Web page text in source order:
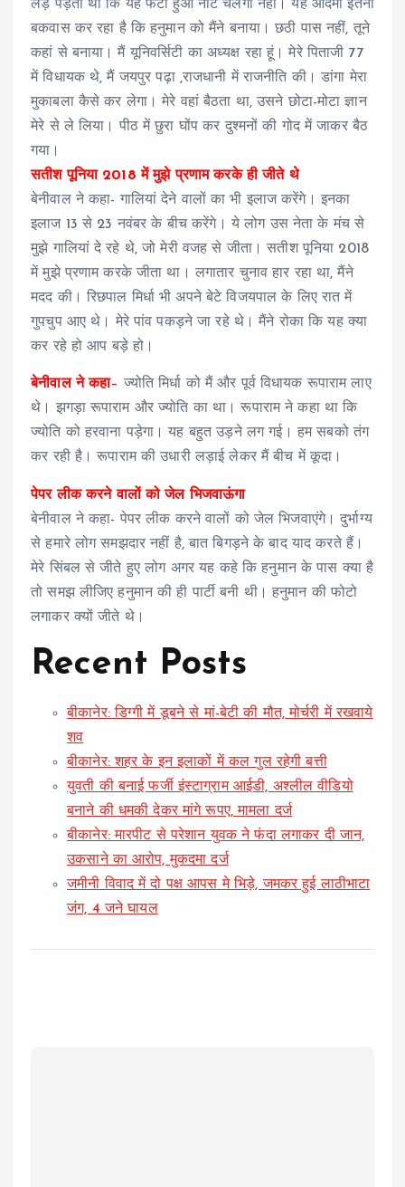
लड़ पड़ता था कि यह फटा हुआ नोट चलेगा नहीं। यह आदमी इतनी
बकवास कर रहा है कि हनुमान को मैंने बनाया। छठी पास नहीं, तूने
कहां से बनाया। मैं यूनिवर्सिटी का अध्यक्ष रहा हूं। मेरे पिताजी 77
में विधायक थे, मैं जयपुर पढ़ा ,राजधानी में राजनीति की। डांगा मेरा
मुकाबला कैसे कर लेगा। मेरे वहां बैठता था, उसने छोटा-मोटा ज्ञान
मेरे से ले लिया। पीठ में छुरा घोंप कर दुश्मनों की गोद में जाकर बैठ
गया।
सतीश पूनिया 2018 में मुझे प्रणाम करके ही जीते थे
बेनीवाल ने कहा- गालियां देने वालों का भी इलाज करेंगे। इनका
इलाज 13 से 23 नवंबर के बीच करेंगे। ये लोग उस नेता के मंच से
मुझे गालियां दे रहे थे, जो मेरी वजह से जीता। सतीश पूनिया 2018
में मुझे प्रणाम करके जीता था। लगातार चुनाव हार रहा था, मैंने
मदद की। रिछपाल मिर्धा भी अपने बेटे विजयपाल के लिए रात में
गुपचुप आए थे। मेरे पांव पकड़ने जा रहे थे। मैंने रोका कि यह क्या
कर रहे हो आप बड़े हो।
बेनीवाल ने कहा– ज्योति मिर्धा को मैं और पूर्व विधायक रूपाराम लाए
थे। झगड़ा रूपाराम और ज्योति का था। रूपाराम ने कहा था कि
ज्योति को हरवाना पड़ेगा। यह बहुत उड़ने लग गई। हम सबको तंग
कर रही है। रूपाराम की उधारी लड़ाई लेकर मैं बीच में कूदा।
पेपर लीक करने वालों को जेल भिजवाऊंगा
बेनीवाल ने कहा- पेपर लीक करने वालों को जेल भिजवाएंगे। दुर्भाग्य
से हमारे लोग समझदार नहीं है, बात बिगड़ने के बाद याद करते हैं।
मेरे सिंबल से जीते हुए लोग अगर यह कहे कि हनुमान के पास क्या है
तो समझ लीजिए हनुमान की ही पार्टी बनी थी। हनुमान की फोटो
लगाकर क्यों जीते थे।
Recent Posts
बीकानेर: डिग्गी में डूबने से मां-बेटी की मौत, मोर्चरी में रखवाये
शव
बीकानेर: शहर के इन इलाकों में कल गुल रहेगी बत्ती
युवती की बनाई फर्जी इंस्टाग्राम आईडी, अश्लील वीडियो
बनाने की धमकी देकर मांगे रूपए, मामला दर्ज
बीकानेर: मारपीट से परेशान युवक ने फंदा लगाकर दी जान,
उकसाने का आरोप, मुकदमा दर्ज
जमीनी विवाद में दो पक्ष आपस मे भिड़े, जमकर हुई लाठीभाटा
जंग, 4 जने घायल